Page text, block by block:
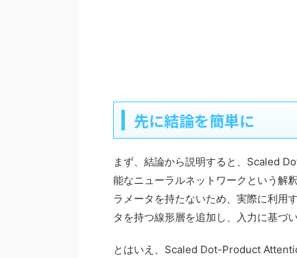
先に結論を簡単に
まず、結論から説明すると、Scaled
能なニューラルネットワークという
ラメータを持たないため、実際に利用
タを持つ線形層を追加し、入力に基づ
とはいえ、Scaled Dot-Product